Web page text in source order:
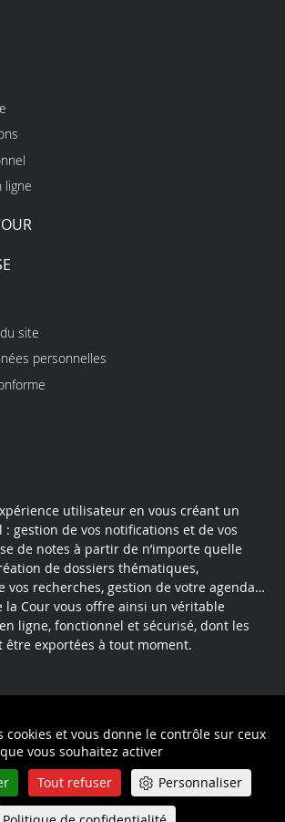
cookies et vous donne le contrôle sur ceux
que vous souhaitez activer
Tout refuser Personnaliser
ligne
site
personnelles
utilisateur en vous créant un
gestion de vos notifications et de vos
de notes à partir de n’importe quelle
de dossiers thématiques,
vos recherches, gestion de votre agenda…
la Cour vous offre ainsi un véritable
ligne, fonctionnel et sécurisé, dont les
exportées à tout moment.
Politique de confidentialité